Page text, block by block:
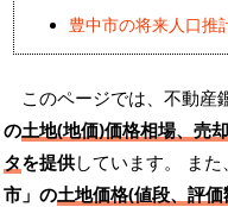
豊中市の将来人口推
このページでは、不動産
の土地(地価)価格相場、売
タを提供しています。 また、
市」の土地価格(値段、評